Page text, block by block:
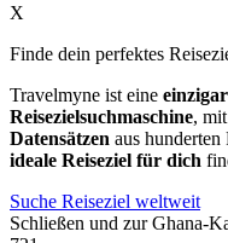
X
Finde dein perfektes
Travelmyne ist eine
Reisezielsuchmaschine,
Datensätzen aus hunderten
ideale Reiseziel für dich
Suche Reiseziel weltweit
Schließen und zur Ghana-